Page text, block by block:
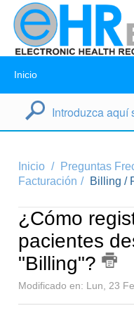
Inicio
Inicio
Preguntas
Facturación
Billing /
¿Cómo
pacientes
"Billing"?
Modificado en: Lun, 23